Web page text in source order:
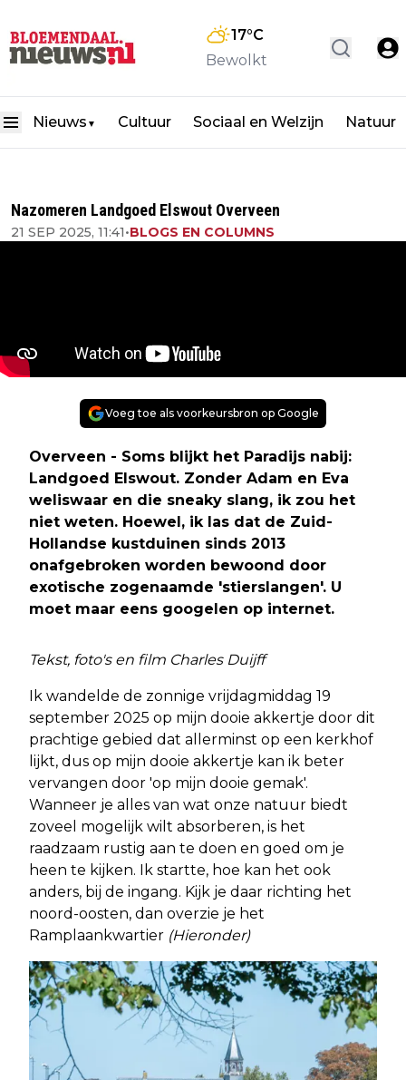
17°C
Bewolkt
Nieuws ▼ Cultuur Sociaal en Welzijn Natuur
Nazomeren Landgoed Elswout Overveen
21 SEP 2025, 11:41•BLOGS EN COLUMNS
Voeg toe als voorkeursbron op Google
Overveen - Soms blijkt het Paradijs nabij:
Landgoed Elswout. Zonder Adam en Eva
weliswaar en die sneaky slang, ik zou het
niet weten. Hoewel, ik las dat de Zuid-
Hollandse kustduinen sinds 2013
onafgebroken worden bewoond door
exotische zogenaamde 'stierslangen'. U
moet maar eens googelen op internet.
Tekst, foto's en film Charles Duijff
Ik wandelde de zonnige vrijdagmiddag 19
september 2025 op mijn dooie akkertje door dit
prachtige gebied dat allerminst op een kerkhof
lijkt, dus op mijn dooie akkertje kan ik beter
vervangen door 'op mijn dooie gemak'.
Wanneer je alles van wat onze natuur biedt
zoveel mogelijk wilt absorberen, is het
raadzaam rustig aan te doen en goed om je
heen te kijken. Ik startte, hoe kan het ook
anders, bij de ingang. Kijk je daar richting het
noord-oosten, dan overzie je het
Ramplaankwartier (Hieronder)